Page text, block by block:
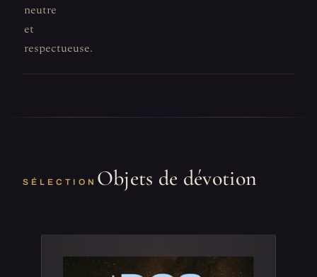
neutre
et
respectueuse.
SÉLECTION Objets de dévotion